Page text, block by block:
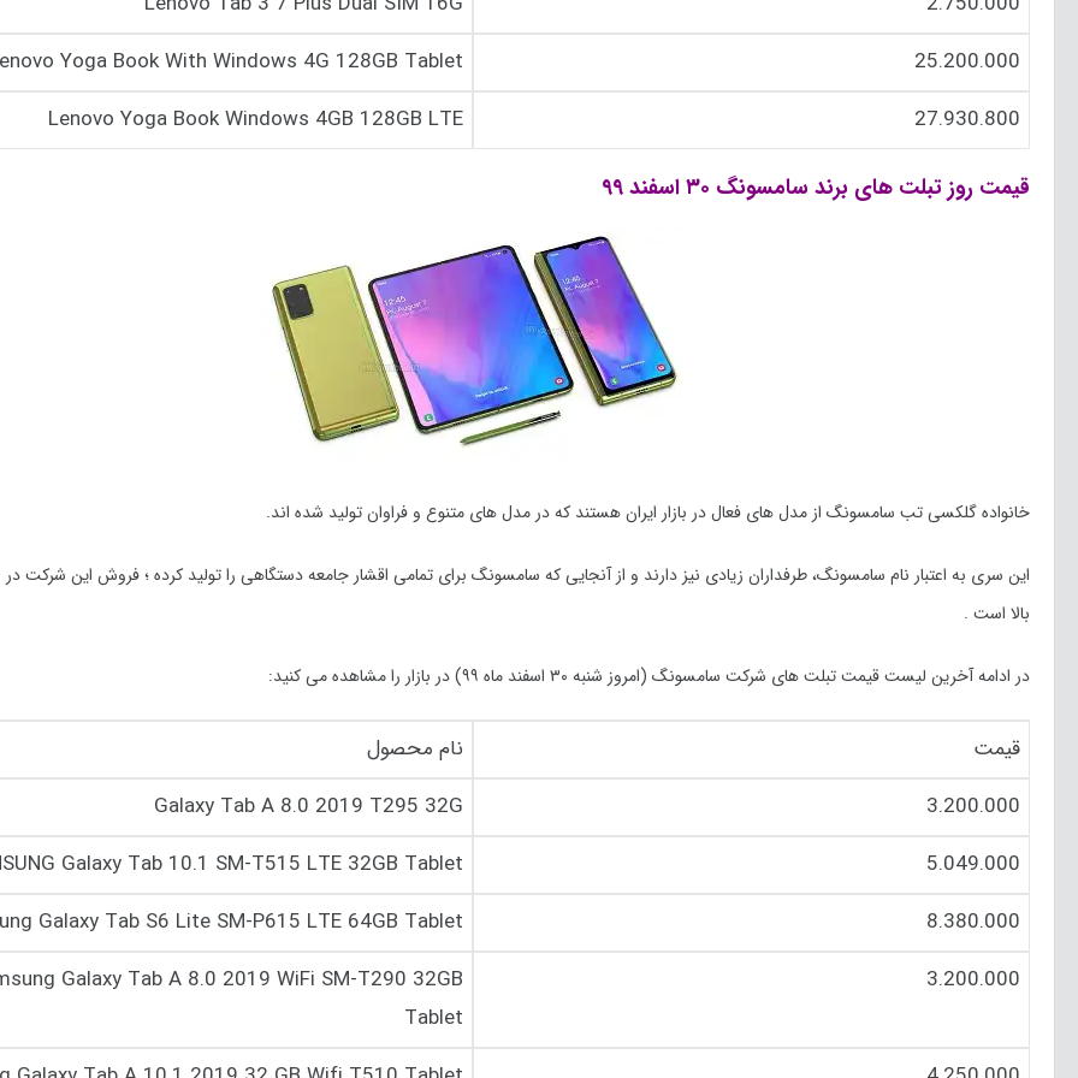
25.200.000
Yoga Book With Windows 4G 128GB Tablet
27.930.800
Lenovo Yoga Book Windows 4GB 128GB LTE
قیمت روز تبلت های برند سامسونگ ۳۰ اسفند ۹۹
خانواده گلکسی تب سامسونگ از مدل های فعال در بازار ایران هستند که در مدل های متنوع و فراوان تولید شده اند.
این سری به اعتبار نام سامسونگ، طرفداران زیادی نیز دارند و از آنجایی که سامسونگ برای تمامی اقشار جامعه دستگاهی را تولید کرده ؛ فروش این شرکت در
بالا است .
در ادامه آخرین لیست قیمت تبلت های شرکت سامسونگ (امروز شنبه ۳۰ اسفند ماه ۹۹) در بازار را مشاهده می کنید:
قیمت
نام محصول
3.200.000
Galaxy Tab A 8.0 2019 T295 32G
5.049.000
Galaxy Tab 10.1 SM-T515 LTE 32GB Tablet
8.380.000
Galaxy Tab S6 Lite SM-P615 LTE 64GB Tablet
3.200.000
Galaxy Tab A 8.0 2019 WiFi SM-T290 32GB
Tablet